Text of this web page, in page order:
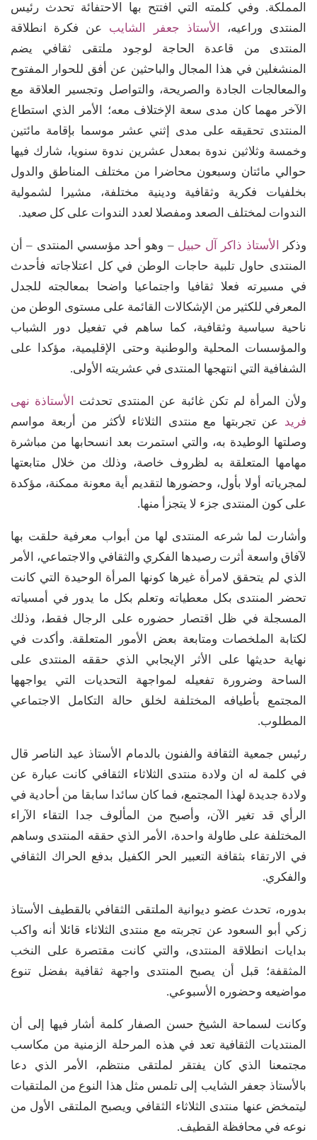
المملكة. وفي كلمته التي افتتح بها الاحتفائة تحدث رئيس
المنتدى وراعيه،
الأستاذ جعفر الشايب عن فكرة انطلاقة
المنتدى من قاعدة الحاجة لوجود ملتقى ثقافي يضم
المنشغلين في هذا المجال والباحثين عن أفق للحوار المفتوح
والمعالجات الجادة والصريحة، والتواصل وتجسير العلاقة مع
الآخر مهما كان مدى سعة الإختلاف معه؛ الأمر الذي استطاع
المنتدى تحقيقه على مدى إثني عشر موسما بإقامة مائتين
وخمسة وثلاثين ندوة بمعدل عشرين ندوة سنويا، شارك فيها
حوالي مائتان وسبعون محاضرا من مختلف المناطق والدول
بخلفيات فكرية وثقافية ودينية مختلفة، مشيرا لشمولية
الندوات لمختلف الصعد ومفصلا لعدد الندوات على كل صعيد.
وذكر الأستاذ ذاكر آل حبيل – وهو أحد مؤسسي المنتدى – أن
المنتدى حاول تلبية حاجات الوطن في كل اعتلاجاته فأحدث
في مسيرته فعلا ثقافيا واجتماعيا واضحا بمعالجته للجدل
المعرفي للكثير من الإشكالات القائمة على مستوى الوطن من
ناحية سياسية وثقافية، كما ساهم في تفعيل دور الشباب
والمؤسسات المحلية والوطنية وحتى الإقليمية، مؤكدا على
الشفافية التي انتهجها المنتدى في عشريته الأولى.
ولأن المرأة لم تكن غائبة عن المنتدى تحدثت
الأستاذة نهى
فريد عن تجربتها مع منتدى الثلاثاء لأكثر من أربعة مواسم
وصلتها الوطيدة به، والتي استمرت بعد انسحابها من مباشرة
مهامها المتعلقة به لظروف خاصة، وذلك من خلال متابعتها
لمجرياته أولا بأول، وحضورها لتقديم أية معونة ممكنة، مؤكدة
على كون المنتدى جزء لا يتجزأ منها.
وأشارت لما شرعه المنتدى لها من أبواب معرفية حلقت بها
لآفاق واسعة أثرت رصيدها الفكري والثقافي والاجتماعي، الأمر
الذي لم يتحقق لامرأة غيرها كونها المرأة الوحيدة التي كانت
تحضر المنتدى بكل معطياته وتعلم بكل ما يدور في أمسياته
المسجلة في ظل اقتصار حضوره على الرجال فقط، وذلك
لكتابة الملخصات ومتابعة بعض الأمور المتعلقة. وأكدت في
نهاية حديثها على الأثر الإيجابي الذي حققه المنتدى على
الساحة وضرورة تفعيله لمواجهة التحديات التي يواجهها
المجتمع بأطيافه المختلفة لخلق حالة التكامل الاجتماعي
المطلوب.
رئيس جمعية الثقافة والفنون بالدمام الأستاذ عيد الناصر قال
في كلمة له ان ولادة منتدى الثلاثاء الثقافي كانت عبارة عن
ولادة جديدة لهذا المجتمع، فما كان سائدا سابقا من أحادية في
الرأي قد تغير الآن، وأصبح من المألوف جدا التقاء الآراء
المختلفة على طاولة واحدة، الأمر الذي حققه المنتدى وساهم
في الارتقاء بثقافة التعبير الحر الكفيل بدفع الحراك الثقافي
والفكري.
بدوره، تحدث عضو ديوانية الملتقى الثقافي بالقطيف الأستاذ
زكي أبو السعود عن تجربته مع منتدى الثلاثاء قائلا أنه واكب
بدايات انطلاقة المنتدى، والتي كانت مقتصرة على النخب
المثقفة؛ قبل أن يصبح المنتدى واجهة ثقافية بفضل تنوع
مواضيعه وحضوره الأسبوعي.
وكانت لسماحة الشيخ حسن الصفار كلمة أشار فيها إلى أن
المنتديات الثقافية تعد في هذه المرحلة الزمنية من مكاسب
مجتمعنا الذي كان يفتقر لملتقى منتظم، الأمر الذي دعا
بالأستاذ جعفر الشايب إلى تلمس مثل هذا النوع من الملتقيات
ليتمخض عنها منتدى الثلاثاء الثقافي ويصبح الملتقى الأول من
نوعه في محافظة القطيف.